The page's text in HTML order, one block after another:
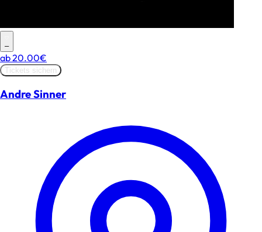
–
ab20.00€
Tickets sichern
Andre Sinner